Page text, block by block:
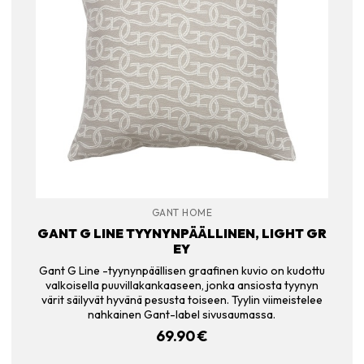
GANT HOME
GANT G LINE TYYNYNPÄÄLLINEN, LIGHT GR
EY
Gant G Line -tyynynpäällisen graafinen kuvio on kudottu
valkoisella puuvillakankaaseen, jonka ansiosta tyynyn
värit säilyvät hyvänä pesusta toiseen. Tyylin viimeistelee
nahkainen Gant-label sivusaumassa.
69.90€